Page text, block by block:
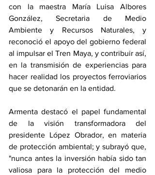
con la maestra María Luisa Albores
González, Secretaria de Medio
Ambiente y Recursos Naturales, y
reconoció el apoyo del gobierno federal
al impulsar el Tren Maya, y contribuir así,
en la transmisión de experiencias para
hacer realidad los proyectos ferroviarios
que se detonarán en la entidad.
Armenta destacó el papel fundamental
de la visión transformadora del
presidente López Obrador, en materia
de protección ambiental; y subrayó que,
"nunca antes la inversión había sido tan
valiosa para la protección del medio